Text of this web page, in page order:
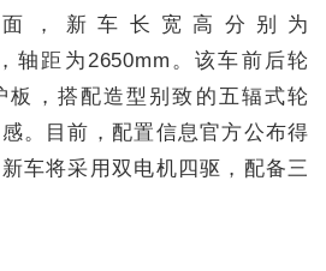
车长宽高分别为
轴距为2650mm。该车前后轮
板，搭配造型别致的五辐式轮
。目前，配置信息官方公布得
车将采用双电机四驱，配备三